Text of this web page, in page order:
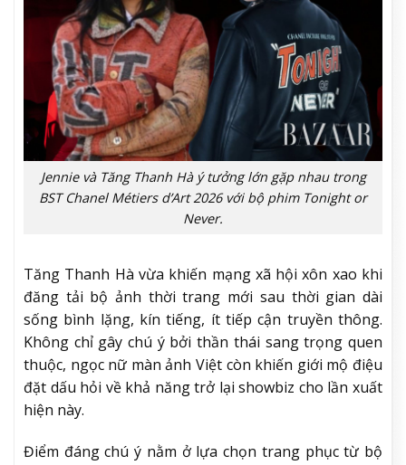
Jennie và Tăng Thanh Hà ý tưởng lớn gặp nhau trong
BST Chanel Métiers d’Art 2026 với bộ phim Tonight or
Never.
Tăng Thanh Hà vừa khiến mạng xã hội xôn xao khi
đăng tải bộ ảnh thời trang mới sau thời gian dài
sống bình lặng, kín tiếng, ít tiếp cận truyền thông.
Không chỉ gây chú ý bởi thần thái sang trọng quen
thuộc, ngọc nữ màn ảnh Việt còn khiến giới mộ điệu
đặt dấu hỏi về khả năng trở lại showbiz cho lần xuất
hiện này.
Điểm đáng chú ý nằm ở lựa chọn trang phục từ bộ